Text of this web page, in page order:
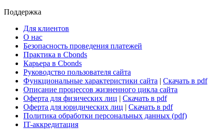
Поддержка
Для клиентов
О нас
Безопасность проведения платежей
Практика в Cbonds
Карьера в Cbonds
Руководство пользователя сайта
Функциональные характеристики сайта | Скачать в pdf
Описание процессов жизненного цикла сайта
Оферта для физических лиц | Скачать в pdf
Оферта для юридических лиц | Скачать в pdf
Политика обработки персональных данных (pdf)
IT-аккредитация